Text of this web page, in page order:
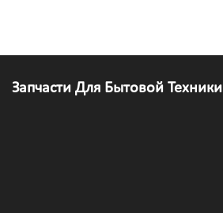
Запчасти Для Бытовой Техники